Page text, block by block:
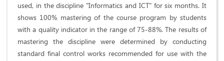
used, in the discipline "Informatics and ICT" for six months. It
shows 100% mastering of the course program by students
with a quality indicator in the range of 75-88%. The results of
mastering the discipline were determined by conducting
standard final control works recommended for use with the